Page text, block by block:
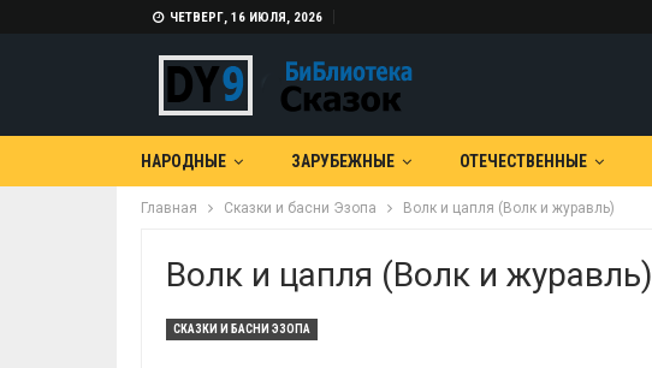
ЧЕТВЕРГ, 16 ИЮЛЯ, 2026
НАРОДНЫЕ ЗАРУБЕЖНЫЕ ОТЕЧЕСТВЕННЫЕ
Главная Сказки и басни Эзопа Волк и цапля (Волк и журавль)
Волк и цапля (Волк и журавль)
СКАЗКИ И БАСНИ ЭЗОПА